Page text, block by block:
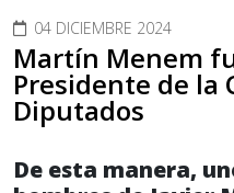
04 DICIEMBRE 2024
Martín Menem
Presidente de la
Diputados
De esta manera,